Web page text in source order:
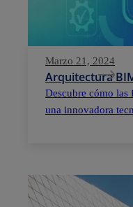
Marzo 21, 2024
Arquitectura
Descubre cómo las
una innovadora